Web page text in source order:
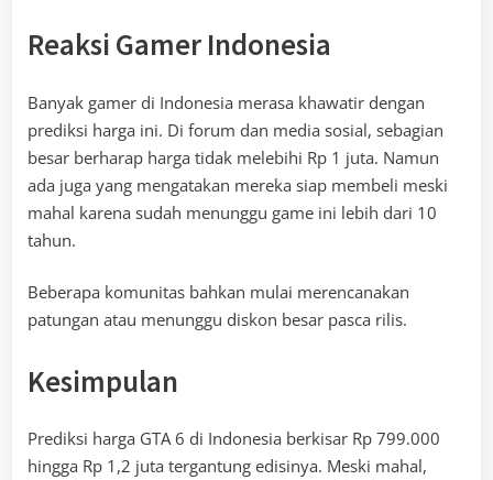
Reaksi Gamer Indonesia
Banyak gamer di Indonesia merasa khawatir dengan
prediksi harga ini. Di forum dan media sosial, sebagian
besar berharap harga tidak melebihi Rp 1 juta. Namun
ada juga yang mengatakan mereka siap membeli meski
mahal karena sudah menunggu game ini lebih dari 10
tahun.
Beberapa komunitas bahkan mulai merencanakan
patungan atau menunggu diskon besar pasca rilis.
Kesimpulan
Prediksi harga GTA 6 di Indonesia berkisar Rp 799.000
hingga Rp 1,2 juta tergantung edisinya. Meski mahal,